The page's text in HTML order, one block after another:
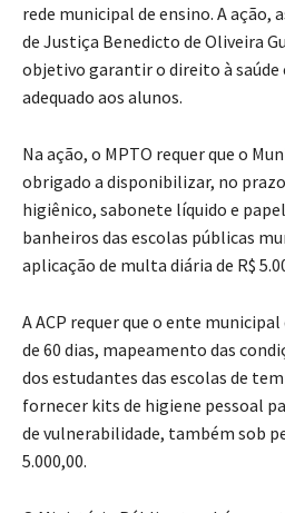
rede municipal de ensino. A
de Justiça Benedicto de Oliveira
objetivo garantir o direito à saúde
adequado aos alunos.
Na ação, o MPTO requer que o
obrigado a disponibilizar, no
higiênico, sabonete líquido e
banheiros das escolas públicas
aplicação de multa diária de R$
A ACP requer que o ente
de 60 dias, mapeamento das
dos estudantes das escolas de
fornecer kits de higiene pessoal
de vulnerabilidade, também sob
5.000,00.